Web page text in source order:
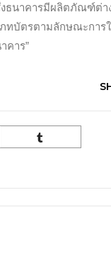
งธนาคารมีผลิตภัณฑ์ต่า
ทบัตรตามลักษณะการ
คาร”